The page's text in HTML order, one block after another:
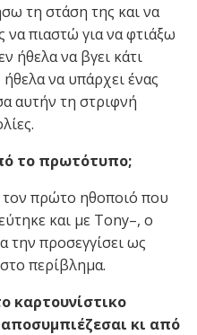
τη στάση της και να
πιαστώ για να φτιάξω
ήθελα να βγει κάτι
να υπάρχει ένας
αυτήν τη στριφνή
το πρωτότυπο;
τον πρώτο ηθοποιό που
και με Τοny–, ο
την προσεγγίσει ως
περίβλημα.
καρτουνίστικο
αποσυμπιέζεσαι κι από